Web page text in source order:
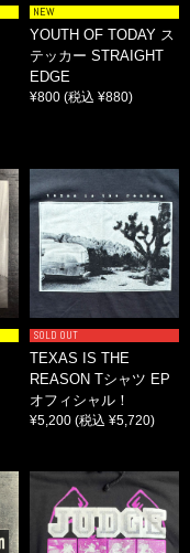
NEW
YOUTH OF TODAY ス
テッカー STRAIGHT
EDGE
¥800 (税込 ¥880)
SOLD OUT
TEXAS IS THE
REASON Tシャツ EP
オフィシャル！
¥5,200 (税込 ¥5,720)